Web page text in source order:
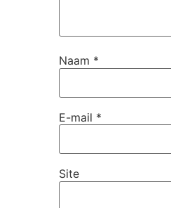
Naam *
E-mail *
Site